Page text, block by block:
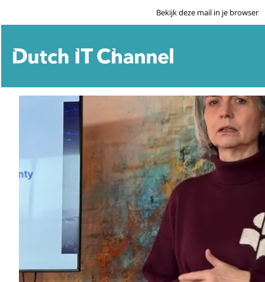
Bekijk deze mail in je browser